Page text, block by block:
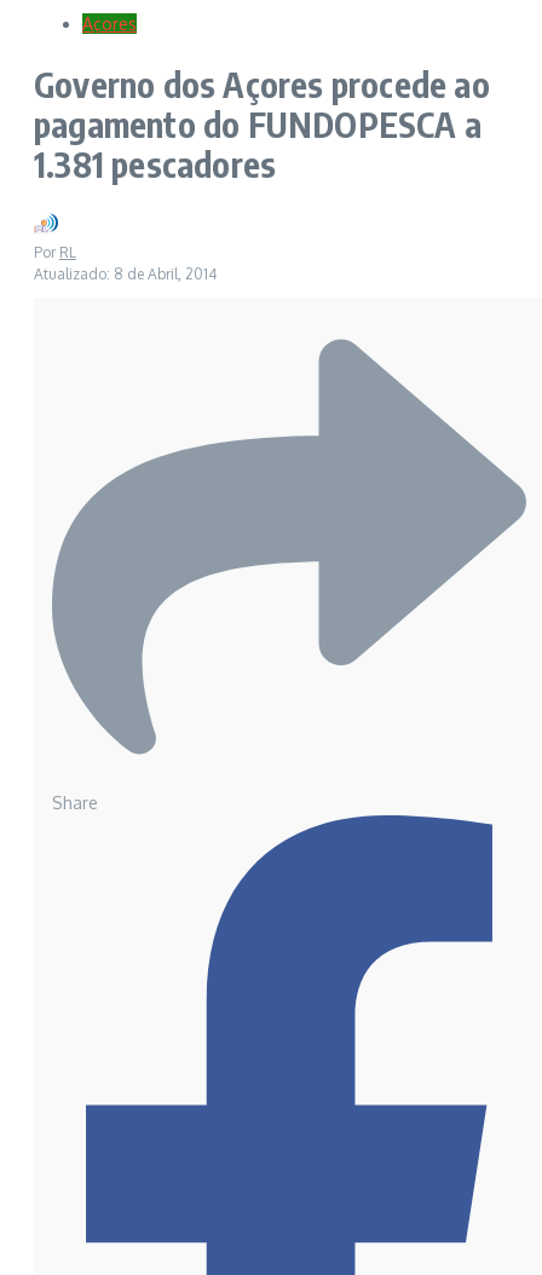
Açores
Governo dos Açores procede ao
pagamento do FUNDOPESCA a
1.381 pescadores
Por RL
Atualizado: 8 de Abril, 2014
Share